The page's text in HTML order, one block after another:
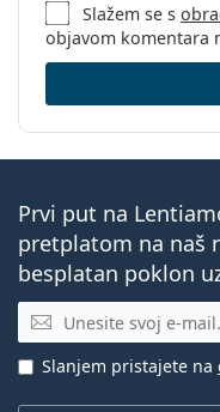
Slažem se s
objavom komentara
Prvi put na
pretplatom na naš
besplatan poklon
E-mail
Slanjem pristajete na